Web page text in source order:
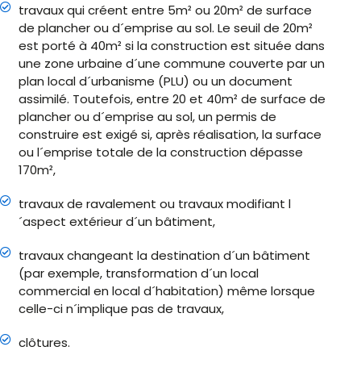
travaux qui créent entre 5m² ou 20m² de surface
de plancher ou d´emprise au sol. Le seuil de 20m²
est porté à 40m² si la construction est située dans
une zone urbaine d´une commune couverte par un
plan local d´urbanisme (PLU) ou un document
assimilé. Toutefois, entre 20 et 40m² de surface de
plancher ou d´emprise au sol, un permis de
construire est exigé si, après réalisation, la surface
ou l´emprise totale de la construction dépasse
170m²,
travaux de ravalement ou travaux modifiant l
´aspect extérieur d´un bâtiment,
travaux changeant la destination d´un bâtiment
(par exemple, transformation d´un local
commercial en local d´habitation) même lorsque
celle-ci n´implique pas de travaux,
clôtures.